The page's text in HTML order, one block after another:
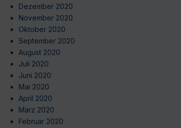
Dezember 2020
November 2020
Oktober 2020
September 2020
August 2020
Juli 2020
Juni 2020
Mai 2020
April 2020
März 2020
Februar 2020